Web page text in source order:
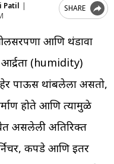
Patil |
SHARE
आणि थंडावा
(humidity)
पाऊस थांबलेला असतो,
होते आणि त्यामुळे
असलेली अतिरिक्त
कपडे आणि इतर